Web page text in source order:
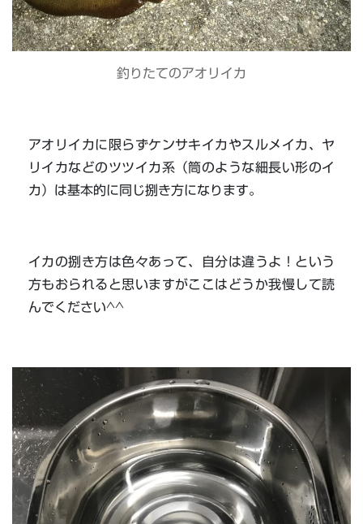
釣りたてのアオリイカ
アオリイカに限らずケンサキイカやスルメイカ、ヤ
リイカなどのツツイカ系（筒のような細長い形のイ
カ）は基本的に同じ捌き方になります。
イカの捌き方は色々あって、自分は違うよ！という
方もおられると思いますがここはどうか我慢して読
んでください^^